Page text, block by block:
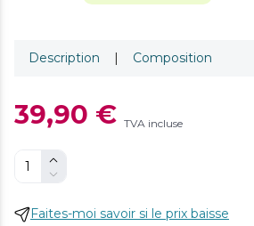
Description | Composition
39,90 € TVA incluse
Faites-moi savoir si le prix baisse